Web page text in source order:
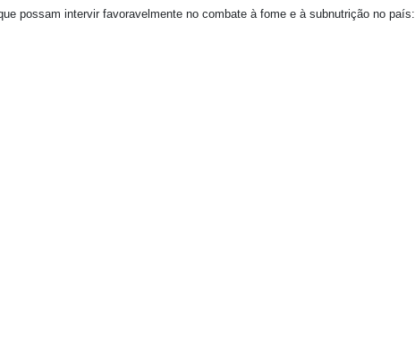
possam intervir favoravelmente no combate à fome e à subnutrição no país: